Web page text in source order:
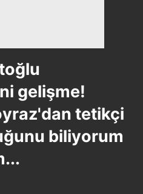
gelişme!
tetikçi
biliyorum